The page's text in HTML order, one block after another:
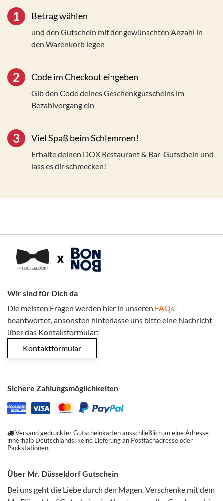
1 Betrag wählen
und den Gutschein mit der gewünschten Anzahl in
den Warenkorb legen
2 Code im Checkout eingeben
Gib den Code deines Geschenkgutscheins im
Bezahlvorgang ein
3 Viel Spaß beim Schlemmen!
Erhalte deinen DOX Restaurant & Bar-Gutschein und
lass es dir schmecken!
Wir sind für Dich da
Die meisten Fragen werden hier in unseren FAQs
beantwortet, ansonsten hinterlasse uns bitte eine Nachricht
über das Kontaktformular:
Kontaktformular
Sichere Zahlungsmöglichkeiten
Versand gedruckter Gutscheinkarten ausschließlich an eine Adresse
innerhalb Deutschlands; keine Lieferung an Postfachadresse oder
Packstationen.
Über Mr. Düsseldorf Gutschein
Bei uns geht die Liebe durch den Magen. Verschenke mit dem